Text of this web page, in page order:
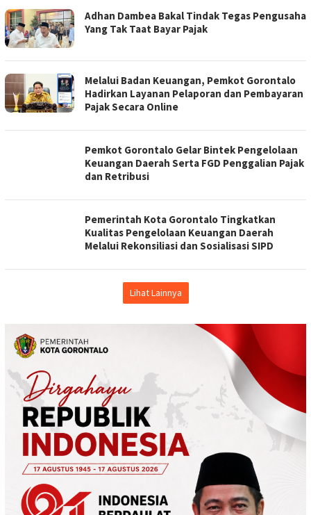
Adhan Dambea Bakal Tindak Tegas Pengusaha
Yang Tak Taat Bayar Pajak
Melalui Badan Keuangan, Pemkot Gorontalo
Hadirkan Layanan Pelaporan dan Pembayaran
Pajak Secara Online
Pemkot Gorontalo Gelar Bintek Pengelolaan
Keuangan Daerah Serta FGD Penggalian Pajak
dan Retribusi
Pemerintah Kota Gorontalo Tingkatkan
Kualitas Pengelolaan Keuangan Daerah
Melalui Rekonsiliasi dan Sosialisasi SIPD
Lihat Lainnya